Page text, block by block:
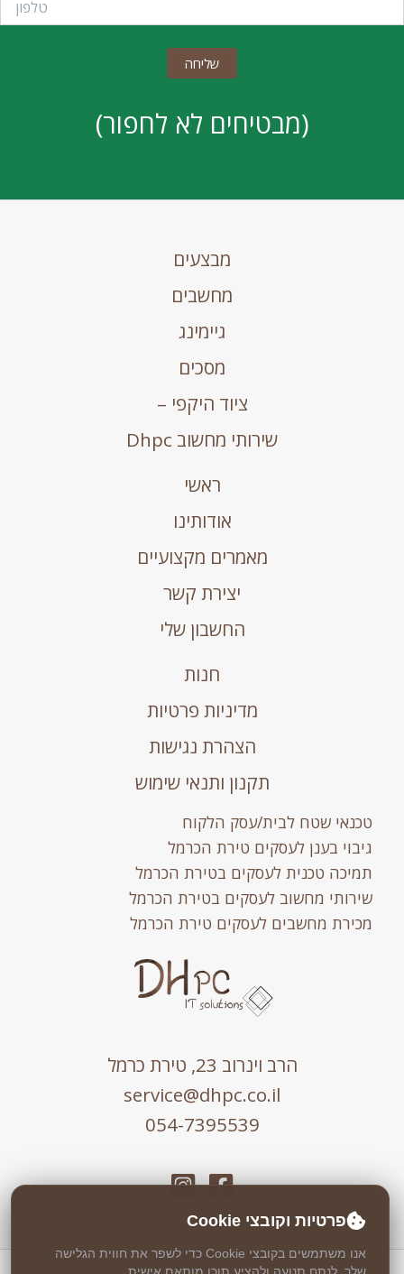
(מבטיחים לא לחפור)
מבצעים
מחשבים
גיימינג
מסכים
ציוד היקפי –
שירותי מחשוב Dhpc
ראשי
אודותינו
מאמרים מקצועיים
יצירת קשר
החשבון שלי
חנות
מדיניות פרטיות
הצהרת נגישות
תקנון ותנאי שימוש
טכנאי שטח לבית/עסק הלקוח
גיבוי בענן לעסקים טירת הכרמל
תמיכה טכנית לעסקים בטירת הכרמל
שירותי מחשוב לעסקים בטירת הכרמל
מכירת מחשבים לעסקים טירת הכרמל
הרב וינרוב 23, טירת כרמל
service@dhpc.co.il
054-7395539
פרטיות וקובצי Cookie
אנו משתמשים בקובצי Cookie כדי לשפר את חווית הגלישה